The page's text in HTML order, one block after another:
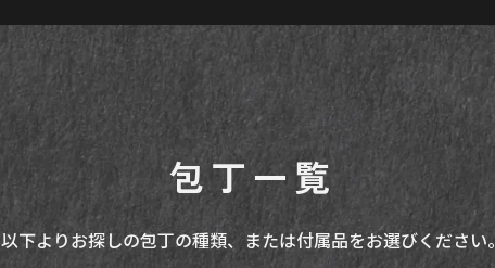
包丁一覧
以下よりお探しの包丁の種類、または付属品をお選びください。